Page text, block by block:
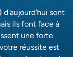
d'aujourd'hui sont
ils font face à
une forte
réussite est